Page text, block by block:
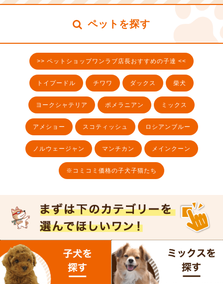
ペットを探す
>> ペットショップワンラブ店長おすすめの子達 <<
トイプードル チワワ ダックス 柴犬
ヨークシャテリア ポメラニアン ミックス
アメショー スコティッシュ ロシアンブルー
ノルウェージャン マンチカン メインクーン
※コミコミ価格の子犬子猫たち